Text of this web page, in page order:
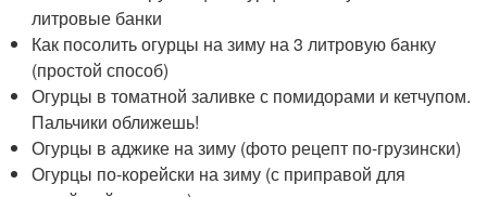
литровые банки
Как посолить огурцы на зиму на 3 литровую банку
(простой способ)
Огурцы в томатной заливке с помидорами и кетчупом.
Пальчики оближешь!
Огурцы в аджике на зиму (фото рецепт по-грузински)
Огурцы по-корейски на зиму (с приправой для